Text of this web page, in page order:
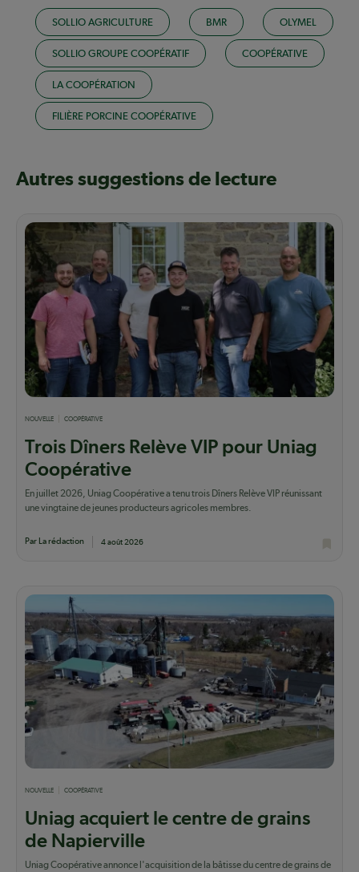
SOLLIO AGRICULTURE BMR OLYMEL
SOLLIO GROUPE COOPÉRATIF COOPÉRATIVE
LA COOPÉRATION
FILIÈRE PORCINE COOPÉRATIVE
Autres suggestions de lecture
NOUVELLE COOPÉRATIVE
Trois Dîners Relève VIP pour Uniag
Coopérative
En juillet 2026, Uniag Coopérative a tenu trois Dîners Relève VIP réunissant
une vingtaine de jeunes producteurs agricoles membres.
Par La rédaction 4 août 2026
NOUVELLE COOPÉRATIVE
Uniag acquiert le centre de grains
de Napierville
Uniag Coopérative annonce l'acquisition de la bâtisse du centre de grains de